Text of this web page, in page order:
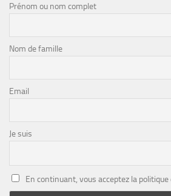
Prénom ou nom complet
Nom de famille
Email
Je suis
En continuant, vous acceptez la